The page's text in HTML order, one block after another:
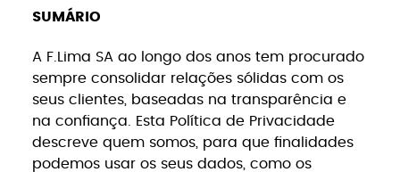
SUMÁRIO
A F.Lima SA ao longo dos anos tem procurado
sempre consolidar relações sólidas com os
seus clientes, baseadas na transparência e
na confiança. Esta Política de Privacidade
descreve quem somos, para que finalidades
podemos usar os seus dados, como os